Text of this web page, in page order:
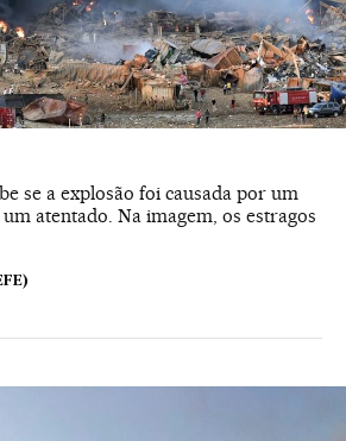
se a explosão foi causada por um
atentado. Na imagem, os estragos